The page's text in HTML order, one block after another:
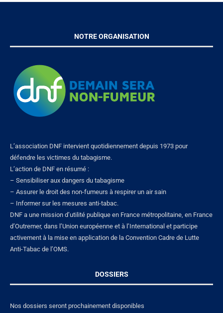
NOTRE ORGANISATION
L’association DNF intervient quotidiennement depuis 1973 pour
défendre les victimes du tabagisme.
L’action de DNF en résumé :
– Sensibiliser aux dangers du tabagisme
– Assurer le droit des non-fumeurs à respirer un air sain
– Informer sur les mesures anti-tabac.
DNF a une mission d’utilité publique en France métropolitaine, en France
d’Outremer, dans l’Union européenne et à l’International et participe
activement à la mise en application de la Convention Cadre de Lutte
Anti-Tabac de l’OMS.
DOSSIERS
Nos dossiers seront prochainement disponibles